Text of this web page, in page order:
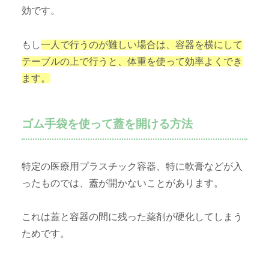
効です。
もし一人で行うのが難しい場合は、容器を横にして
テーブルの上で行うと、体重を使って効率よくでき
ます。
ゴム手袋を使って蓋を開ける方法
特定の医療用プラスチック容器、特に軟膏などが入
ったものでは、蓋が開かないことがあります。
これは蓋と容器の間に残った薬剤が硬化してしまう
ためです。